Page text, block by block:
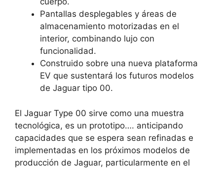
Pantallas desplegables y áreas de
almacenamiento motorizadas en el
interior, combinando lujo con
funcionalidad.
Construido sobre una nueva plataforma
EV que sustentará los futuros modelos
de Jaguar tipo 00.
El Jaguar Type 00 sirve como una muestra
tecnológica, es un prototipo…. anticipando
capacidades que se espera sean refinadas e
implementadas en los próximos modelos de
producción de Jaguar, particularmente en el